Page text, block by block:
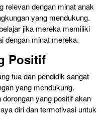
relevan dengan minat anak
yang mendukung.
jika mereka memiliki
dengan minat mereka.
Positif
tua dan pendidik sangat
yang mendukung.
yang positif akan
diri dan termotivasi untuk